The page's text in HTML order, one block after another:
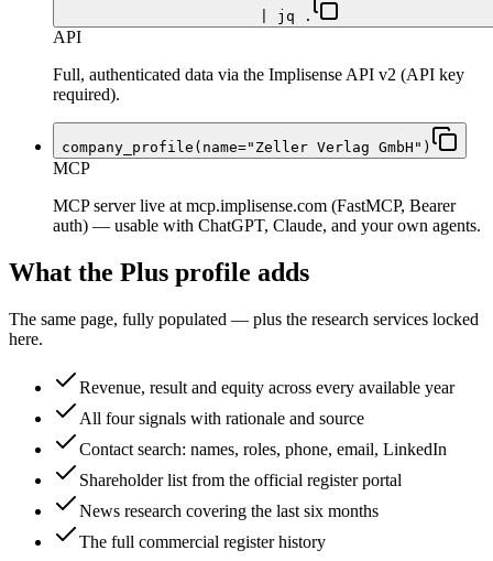
| jq .
API
Full, authenticated data via the Implisense API v2 (API key
required).
company_profile(name="Zeller Verlag GmbH")
MCP
MCP server live at mcp.implisense.com (FastMCP, Bearer
auth) — usable with ChatGPT, Claude, and your own agents.
What the Plus profile adds
The same page, fully populated — plus the research services locked
here.
Revenue, result and equity across every available year
All four signals with rationale and source
Contact search: names, roles, phone, email, LinkedIn
Shareholder list from the official register portal
News research covering the last six months
The full commercial register history